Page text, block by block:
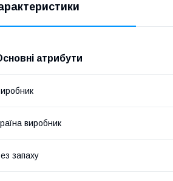
атрибути
виробник
запаху